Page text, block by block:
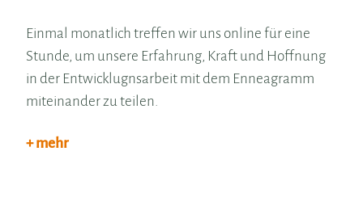
Einmal monatlich treffen wir uns online für eine
Stunde, um unsere Erfahrung, Kraft und Hoffnung
in der Entwicklugnsarbeit mit dem Enneagramm
miteinander zu teilen.
+ mehr